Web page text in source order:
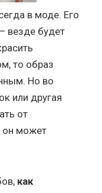
в моде. Его
везде будет
то образ
Но во
или другая
от
он может
как